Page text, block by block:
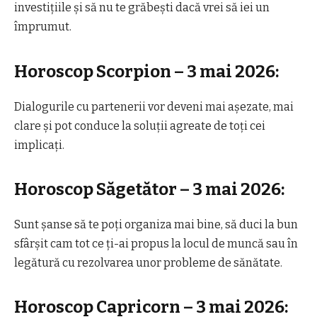
investițiile și să nu te grăbești dacă vrei să iei un
împrumut.
Horoscop Scorpion – 3 mai 2026:
Dialogurile cu partenerii vor deveni mai așezate, mai
clare și pot conduce la soluții agreate de toți cei
implicați.
Horoscop Săgetător – 3 mai 2026:
Sunt șanse să te poți organiza mai bine, să duci la bun
sfârșit cam tot ce ți-ai propus la locul de muncă sau în
legătură cu rezolvarea unor probleme de sănătate.
Horoscop Capricorn – 3 mai 2026: